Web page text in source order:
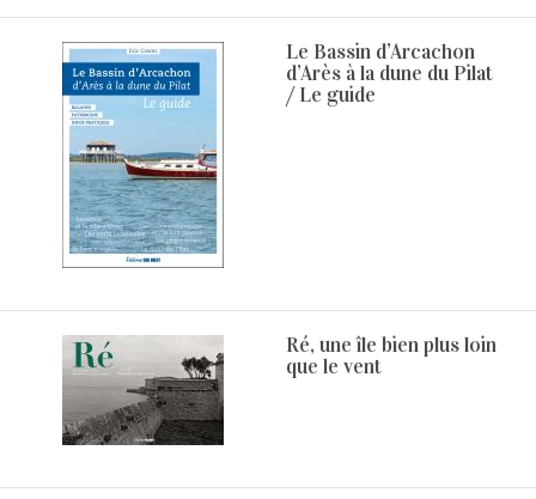
Le Bassin d’Arcachon
d’Arès à la dune du Pilat
/ Le guide
Ré, une île bien plus loin
que le vent